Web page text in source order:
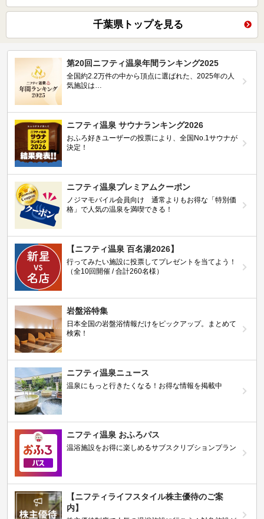
千葉県トップを見る
第20回ニフティ温泉年間ランキング2025
全国約2.2万件の中から頂点に選ばれた、2025年の人
気施設は…
ニフティ温泉 サウナランキング2026
おふろ好きユーザーの投票により、全国No.1サウナが
決定！
ニフティ温泉プレミアムクーポン
ノジマモバイル会員向け 通常よりもお得な「特別価
格」で人気の温泉を満喫できる！
【ニフティ温泉 百名湯2026】
行ってみたい施設に投票してプレゼントを当てよう！
（全10回開催 / 合計260名様）
岩盤浴特集
日本全国の岩盤浴情報だけをピックアップ。まとめて
検索！
ニフティ温泉ニュース
温泉にもっと行きたくなる！お得な情報を掲載中
ニフティ温泉 おふろパス
温浴施設をお得に楽しめるサブスクリプションプラン
【ニフティライフスタイル株主優待のご案
内】